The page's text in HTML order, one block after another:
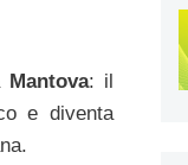
Mantova: il
e diventa